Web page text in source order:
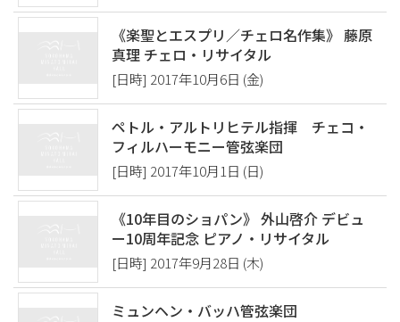
《楽聖とエスプリ／チェロ名作集》 藤原
真理 チェロ・リサイタル
[日時] 2017年10月6日 (金)
ペトル・アルトリヒテル指揮 チェコ・
フィルハーモニー管弦楽団
[日時] 2017年10月1日 (日)
《10年目のショパン》 外山啓介 デビュ
ー10周年記念 ピアノ・リサイタル
[日時] 2017年9月28日 (木)
ミュンヘン・バッハ管弦楽団